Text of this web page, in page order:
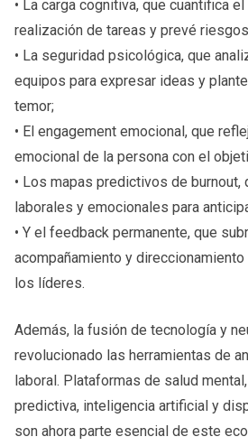
• La carga cognitiva, que cuantifica
realización de tareas y prevé
• La seguridad psicológica, que
equipos para expresar ideas y
temor;
• El engagement emocional, que
emocional de la persona con el
• Los mapas predictivos de burnout,
laborales y emocionales para
• Y el feedback permanente, que
acompañamiento y
los líderes.
Además, la fusión de tecnología y
revolucionado las herramientas de
laboral. Plataformas de salud
predictiva, inteligencia artificial y
son ahora parte esencial de este